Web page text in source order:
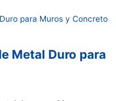
Metal Duro para